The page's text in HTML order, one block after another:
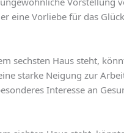
eine Vorliebe für das
sechsten Haus steht,
starke Neigung zur
Interesse an